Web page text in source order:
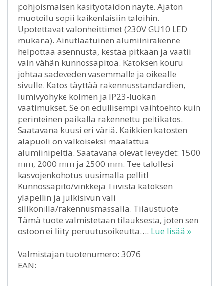
pohjoismaisen käsityötaidon näyte. Ajaton
muotoilu sopii kaikenlaisiin taloihin.
Upotettavat valonheittimet (230V GU10 LED
mukana). Ainutlaatuinen alumiinirakenne
helpottaa asennusta, kestää pitkään ja vaatii
vain vähän kunnossapitoa. Katoksen kouru
johtaa sadeveden vasemmalle ja oikealle
sivulle. Katos täyttää rakennusstandardien,
lumivyöhyke kolmen ja IP23-luokan
vaatimukset. Se on edullisempi vaihtoehto kuin
perinteinen paikalla rakennettu peltikatos.
Saatavana kuusi eri väriä. Kaikkien katosten
alapuoli on valkoiseksi maalattua
alumiinipeltiä. Saatavana olevat leveydet: 1500
mm, 2000 mm ja 2500 mm. Tee talollesi
kasvojenkohotus uusimalla pellit!
Kunnossapito/vinkkejä Tiivistä katoksen
yläpellin ja julkisivun väli
silikonilla/rakennusmassalla. Tilaustuote
Tämä tuote valmistetaan tilauksesta, joten sen
ostoon ei liity peruutusoikeutta…. Lue lisää »
Valmistajan tuotenumero: 3076
EAN: